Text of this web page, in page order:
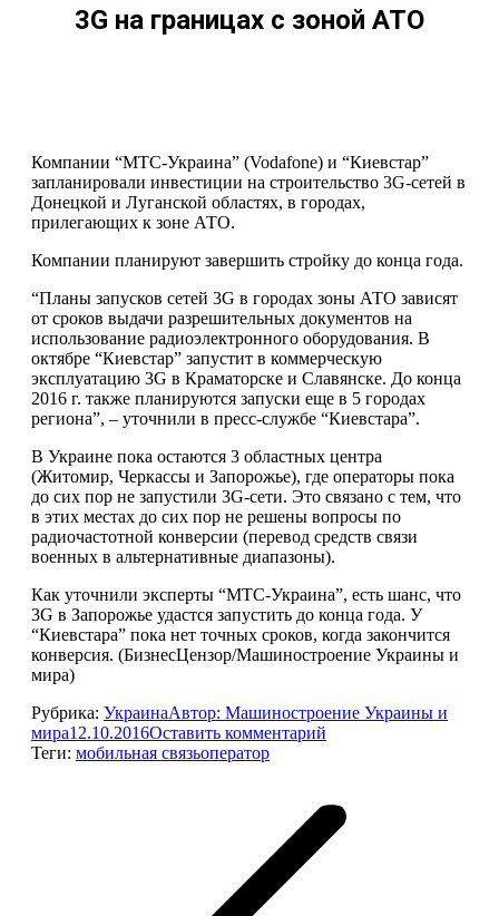
3G на границах с зоной АТО
Компании “МТС-Украина” (Vodafone) и “Киевстар”
запланировали инвестиции на строительство 3G-сетей в
Донецкой и Луганской областях, в городах,
прилегающих к зоне АТО.
Компании планируют завершить стройку до конца года.
“Планы запусков сетей 3G в городах зоны АТО зависят
от сроков выдачи разрешительных документов на
использование радиоэлектронного оборудования. В
октябре “Киевстар” запустит в коммерческую
эксплуатацию 3G в Краматорске и Славянске. До конца
2016 г. также планируются запуски еще в 5 городах
региона”, – уточнили в пресс-службе “Киевстара”.
В Украине пока остаются 3 областных центра
(Житомир, Черкассы и Запорожье), где операторы пока
до сих пор не запустили 3G-сети. Это связано с тем, что
в этих местах до сих пор не решены вопросы по
радиочастотной конверсии (перевод средств связи
военных в альтернативные диапазоны).
Как уточнили эксперты “МТС-Украина”, есть шанс, что
3G в Запорожье удастся запустить до конца года. У
“Киевстара” пока нет точных сроков, когда закончится
конверсия. (БизнесЦензор/Машиностроение Украины и
мира)
Рубрика: УкраинаАвтор: Машиностроение Украины и
мира12.10.2016Оставить комментарий
Теги: мобильная связьоператор